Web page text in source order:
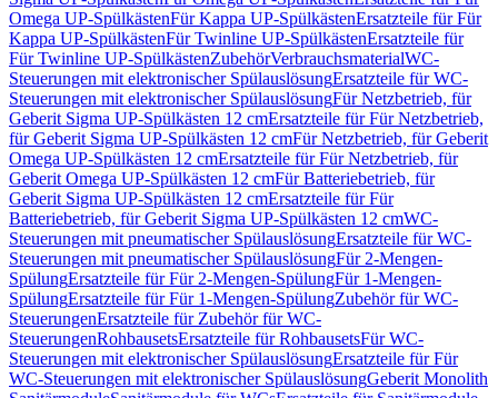
Omega UP-SpülkästenFür Kappa UP-SpülkästenErsatzteile für Für
Kappa UP-SpülkästenFür Twinline UP-SpülkästenErsatzteile für
Für Twinline UP-SpülkästenZubehörVerbrauchsmaterialWC-
Steuerungen mit elektronischer SpülauslösungErsatzteile für WC-
Steuerungen mit elektronischer SpülauslösungFür Netzbetrieb, für
Geberit Sigma UP-Spülkästen 12 cmErsatzteile für Für Netzbetrieb,
für Geberit Sigma UP-Spülkästen 12 cmFür Netzbetrieb, für Geberit
Omega UP-Spülkästen 12 cmErsatzteile für Für Netzbetrieb, für
Geberit Omega UP-Spülkästen 12 cmFür Batteriebetrieb, für
Geberit Sigma UP-Spülkästen 12 cmErsatzteile für Für
Batteriebetrieb, für Geberit Sigma UP-Spülkästen 12 cmWC-
Steuerungen mit pneumatischer SpülauslösungErsatzteile für WC-
Steuerungen mit pneumatischer SpülauslösungFür 2-Mengen-
SpülungErsatzteile für Für 2-Mengen-SpülungFür 1-Mengen-
SpülungErsatzteile für Für 1-Mengen-SpülungZubehör für WC-
SteuerungenErsatzteile für Zubehör für WC-
SteuerungenRohbausetsErsatzteile für RohbausetsFür WC-
Steuerungen mit elektronischer SpülauslösungErsatzteile für Für
WC-Steuerungen mit elektronischer SpülauslösungGeberit Monolith